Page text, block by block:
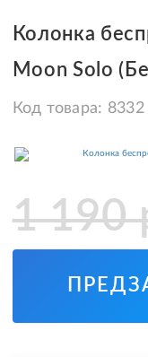
Колонка
Moon Solo
Код товара: 8332
1 190